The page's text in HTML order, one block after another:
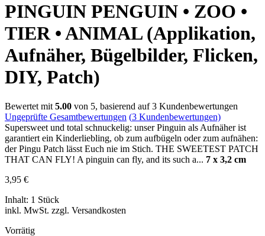
PINGUIN PENGUIN • ZOO •
TIER • ANIMAL (Applikation,
Aufnäher, Bügelbilder, Flicken,
DIY, Patch)
Bewertet mit 5.00 von 5, basierend auf3 Kundenbewertungen
Ungeprüfte Gesamtbewertungen (3 Kundenbewertungen)
Supersweet und total schnuckelig: unser Pinguin als Aufnäher ist
garantiert ein Kinderliebling, ob zum aufbügeln oder zum aufnähen:
der Pingu Patch lässt Euch nie im Stich. THE SWEETEST PATCH
THAT CAN FLY! A pinguin can fly, and its such a... 7 x 3,2 cm
3,95 €
Inhalt: 1 Stück
inkl. MwSt. zzgl. Versandkosten
Vorrätig